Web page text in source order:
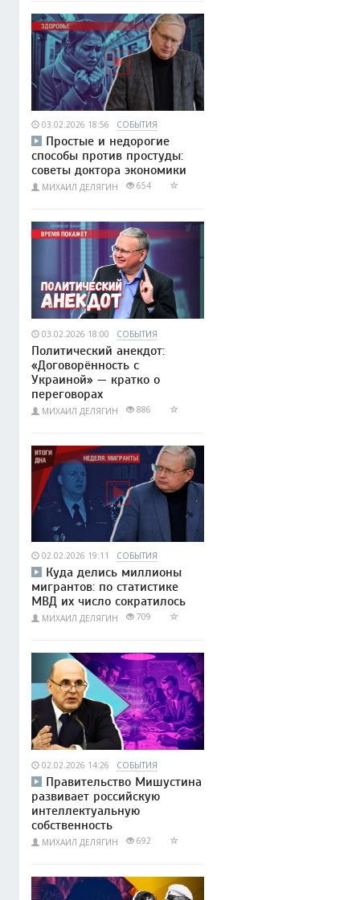
03.02.2026 18:56 СОБЫТИЯ
Простые и недорогие
способы против простуды:
советы доктора экономики
МИХАИЛ ДЕЛЯГИН 654
03.02.2026 18:00 СОБЫТИЯ
Политический анекдот:
«Договорённость с
Украиной» — кратко о
переговорах
МИХАИЛ ДЕЛЯГИН 886
02.02.2026 19:11 СОБЫТИЯ
Куда делись миллионы
мигрантов: по статистике
МВД их число сократилось
МИХАИЛ ДЕЛЯГИН 709
02.02.2026 14:26 СОБЫТИЯ
Правительство Мишустина
развивает российскую
интеллектуальную
собственность
МИХАИЛ ДЕЛЯГИН 692